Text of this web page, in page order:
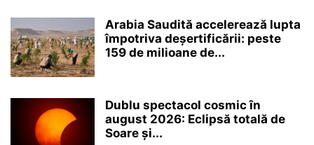
Arabia Saudită accelerează lupta
împotriva deșertificării: peste
159 de milioane de...
Dublu spectacol cosmic în
august 2026: Eclipsă totală de
Soare și...